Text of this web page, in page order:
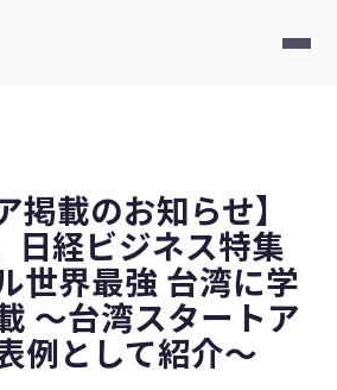
掲載のお知らせ】
日経ビジネス特集
世界最強 台湾に学
～台湾スタートア
例として紹介～